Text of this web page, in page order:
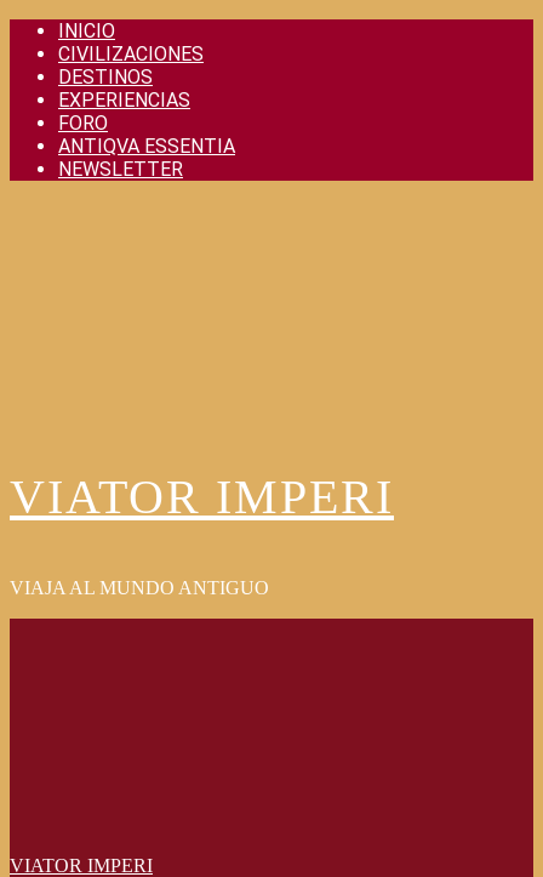
Skip
content
INICIO
CIVILIZACIONES
DESTINOS
EXPERIENCIAS
FORO
ANTIQVA ESSENTIA
NEWSLETTER
VIATOR IMPERI
VIAJA AL MUNDO ANTIGUO
VIATOR IMPERI